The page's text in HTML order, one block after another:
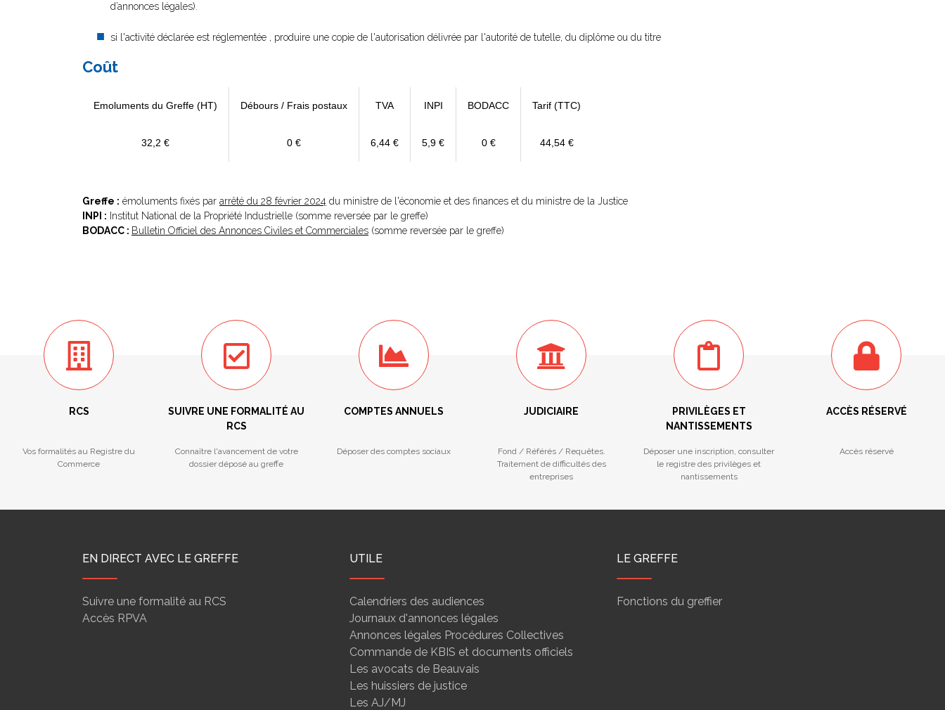
d’annonces légales).
si l'activité déclarée est réglementée , produire une copie de l'autorisation délivrée par l'autorité de tutelle, du diplôme ou du titre
Coût
Emoluments du Greffe (HT) Débours / Frais postaux TVA INPI BODACC Tarif (TTC)
32,2 € 0 € 6,44 € 5,9 € 0 € 44,54 €
Greffe : émoluments fixés par arrêté du 28 février 2024 du ministre de l'économie et des finances et du ministre de la Justice
INPI : Institut National de la Propriété Industrielle (somme reversée par le greffe)
BODACC : Bulletin Officiel des Annonces Civiles et Commerciales (somme reversée par le greffe)
RCS
Vos formalités au Registre du
Commerce
SUIVRE UNE FORMALITÉ AU
RCS
Connaître l'avancement de votre
dossier déposé au greffe
COMPTES ANNUELS
Déposer des comptes sociaux
JUDICIAIRE
Fond / Référés / Requêtes.
Traitement de difficultés des
entreprises
PRIVILÈGES ET
NANTISSEMENTS
Déposer une inscription, consulter
le registre des privilèges et
nantissements
ACCÈS RÉSERVÉ
Accès réservé
EN DIRECT AVEC LE GREFFE
Suivre une formalité au RCS
Accès RPVA
UTILE
Calendriers des audiences
Journaux d'annonces légales
Annonces légales Procédures Collectives
Commande de KBIS et documents officiels
Les avocats de Beauvais
Les huissiers de justice
Les AJ/MJ
LE GREFFE
Fonctions du greffier